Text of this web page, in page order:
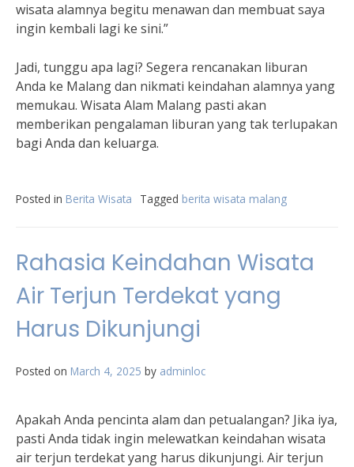
wisata alamnya begitu menawan dan membuat saya
ingin kembali lagi ke sini.”
Jadi, tunggu apa lagi? Segera rencanakan liburan
Anda ke Malang dan nikmati keindahan alamnya yang
memukau. Wisata Alam Malang pasti akan
memberikan pengalaman liburan yang tak terlupakan
bagi Anda dan keluarga.
Posted in Berita Wisata Tagged berita wisata malang
Rahasia Keindahan Wisata
Air Terjun Terdekat yang
Harus Dikunjungi
Posted on March 4, 2025 by adminloc
Apakah Anda pencinta alam dan petualangan? Jika iya,
pasti Anda tidak ingin melewatkan keindahan wisata
air terjun terdekat yang harus dikunjungi. Air terjun